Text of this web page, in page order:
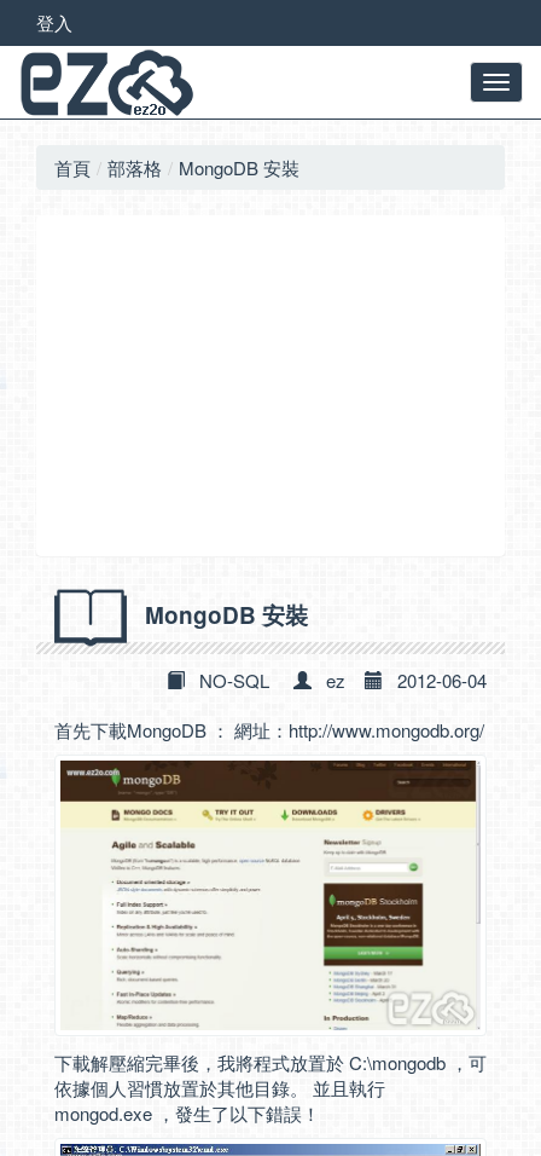
登入
首頁 部落格 MongoDB 安裝
MongoDB 安裝
NO-SQL ez
2012-06-04
首先下載MongoDB ： 網址： http://www.mongodb.org/
下載解壓縮完畢後，我將程式放置於 C:\mongodb ，可
依據個人習慣放置於其他目錄。 並且執行
mongod.exe ，發生了以下錯誤！